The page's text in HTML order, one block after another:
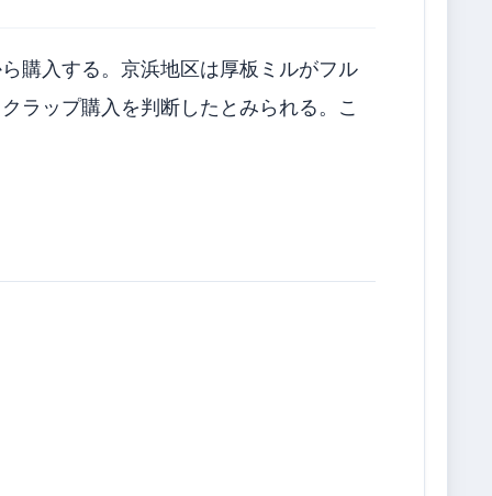
購入する。京浜地区は厚板ミルがフル
ラップ購入を判断したとみられる。こ